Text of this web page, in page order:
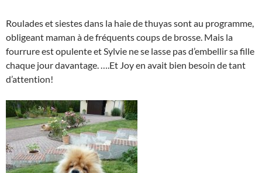
Roulades et siestes dans la haie de thuyas sont au programme,
obligeant maman à de fréquents coups de brosse. Mais la
fourrure est opulente et Sylvie ne se lasse pas d’embellir sa fille
chaque jour davantage. ….Et Joy en avait bien besoin de tant
d’attention!